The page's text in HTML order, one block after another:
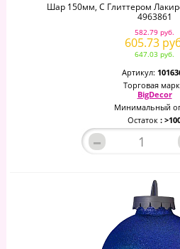
Шар 150мм, С Глиттером
4963861
582.79 руб.
605.73
647.03 руб.
Артикул:
Торговая
BigDecor
Минимальный
Остаток :
–